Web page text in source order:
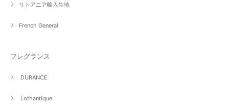
リトアニア輸入生地
French General
フレグランス
DURANCE
Lothantique